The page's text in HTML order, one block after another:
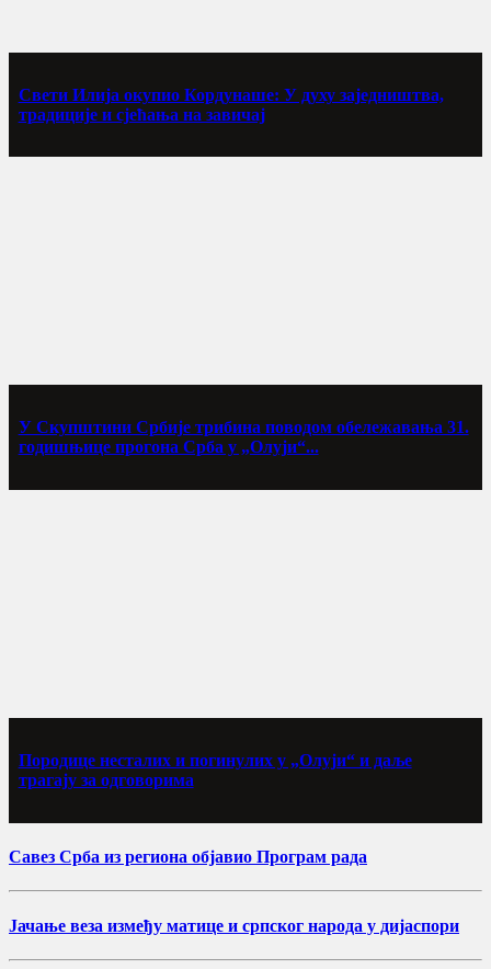
Свети Илија окупио Кордунаше: У духу заједништва,
традиције и сјећања на завичај
У Скупштини Србије трибина поводом обележавања 31.
годишњице прогона Срба у „Олуји“...
Породице несталих и погинулих у „Олуји“ и даље
трагају за одговорима
Савез Срба из региона објавио Програм рада
Јачање веза између матице и српског народа у дијаспори